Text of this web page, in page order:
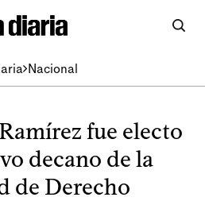
Nacional
fue electo
decano de la
de Derecho